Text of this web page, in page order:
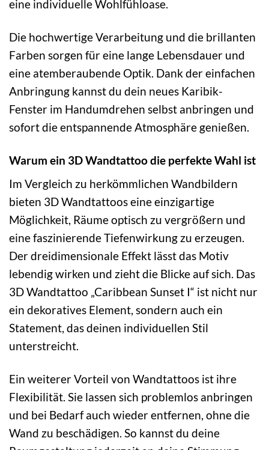
eine individuelle Wohlfühloase.
Die hochwertige Verarbeitung und die brillanten
Farben sorgen für eine lange Lebensdauer und
eine atemberaubende Optik. Dank der einfachen
Anbringung kannst du dein neues Karibik-
Fenster im Handumdrehen selbst anbringen und
sofort die entspannende Atmosphäre genießen.
Warum ein 3D Wandtattoo die perfekte Wahl ist
Im Vergleich zu herkömmlichen Wandbildern
bieten 3D Wandtattoos eine einzigartige
Möglichkeit, Räume optisch zu vergrößern und
eine faszinierende Tiefenwirkung zu erzeugen.
Der dreidimensionale Effekt lässt das Motiv
lebendig wirken und zieht die Blicke auf sich. Das
3D Wandtattoo „Caribbean Sunset I“ ist nicht nur
ein dekoratives Element, sondern auch ein
Statement, das deinen individuellen Stil
unterstreicht.
Ein weiterer Vorteil von Wandtattoos ist ihre
Flexibilität. Sie lassen sich problemlos anbringen
und bei Bedarf auch wieder entfernen, ohne die
Wand zu beschädigen. So kannst du deine